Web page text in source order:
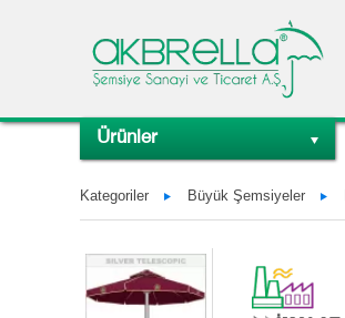
Ürünler
Kategoriler Büyük Şemsiyeler